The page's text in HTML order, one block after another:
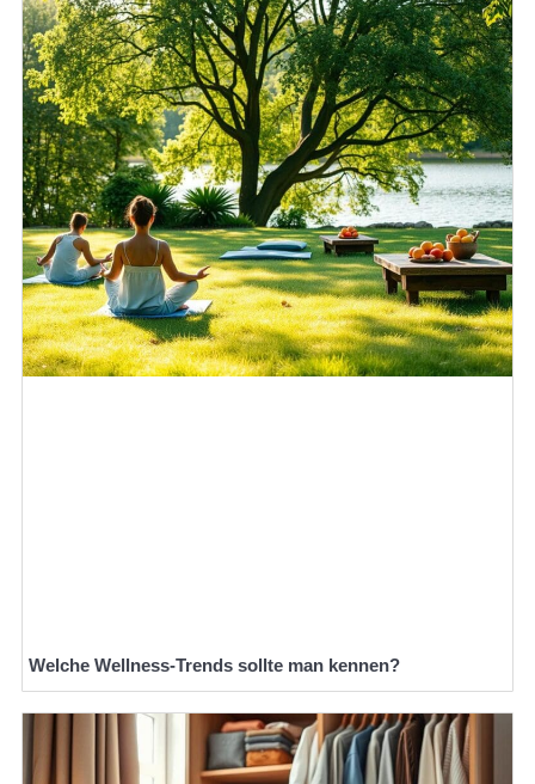
Welche Wellness-Trends sollte man kennen?